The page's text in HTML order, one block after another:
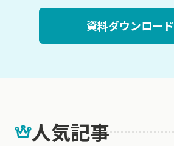
資料ダウンロード
人気記事